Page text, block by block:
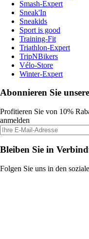
Smash-Expert
Sneak'In
Sneakids
Sport is good
Training-Fit
Triathlon-Expert
TripNBikers
Vélo-Store
Winter-Expert
Abonnieren Sie
Profitieren Sie von 10%
anmelden
Bleiben Sie in
Folgen Sie uns in den